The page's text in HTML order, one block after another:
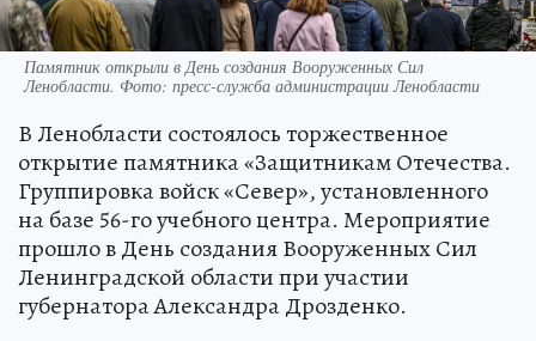
Памятник открыли в День создания Вооруженных Сил
Ленобласти. Фото: пресс-служба администрации Ленобласти
В Ленобласти состоялось торжественное
открытие памятника «Защитникам Отечества.
Группировка войск «Север», установленного
на базе 56-го учебного центра. Мероприятие
прошло в День создания Вооруженных Сил
Ленинградской области при участии
губернатора Александра Дрозденко.